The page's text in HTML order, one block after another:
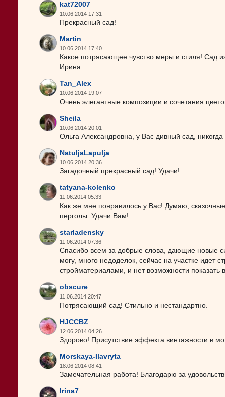
kat72007
10.06.2014 17:31
Прекрасный сад!
Martin
10.06.2014 17:40
Какое потрясающее чувство меры и стиля! Сад
Ирина
Tan_Alex
10.06.2014 19:07
Очень элегантные композиции и сочетания
Sheila
10.06.2014 20:01
Ольга Александровна, у Вас дивный сад,
NatuljaLapulja
10.06.2014 20:36
Загадочный прекрасный сад! Удачи!
tatyana-kolenko
11.06.2014 05:33
Как же мне понравилось у Вас! Думаю,
перголы. Удачи Вам!
starladensky
11.06.2014 07:36
Спасибо всем за добрые слова, дающие новые
могу, много недоделок, сейчас на участке идет
стройматериалами, и нет возможности показать
obscure
11.06.2014 20:47
Потрясающий сад! Стильно и нестандартно.
HJCCBZ
12.06.2014 04:26
Здорово! Присутствие эффекта винтажности в
Morskaya-Ilavryta
18.06.2014 08:41
Замечательная работа! Благодарю за
Irina7